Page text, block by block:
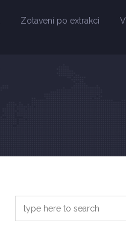
Zotavení po extrakci